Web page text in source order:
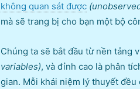
không quan sát được
mà sẽ trang bị cho bạn một bộ
Chúng ta sẽ bắt đầu từ nền tảng
variables), và đỉnh cao là phân
gian. Mỗi khái niệm lý thuyết